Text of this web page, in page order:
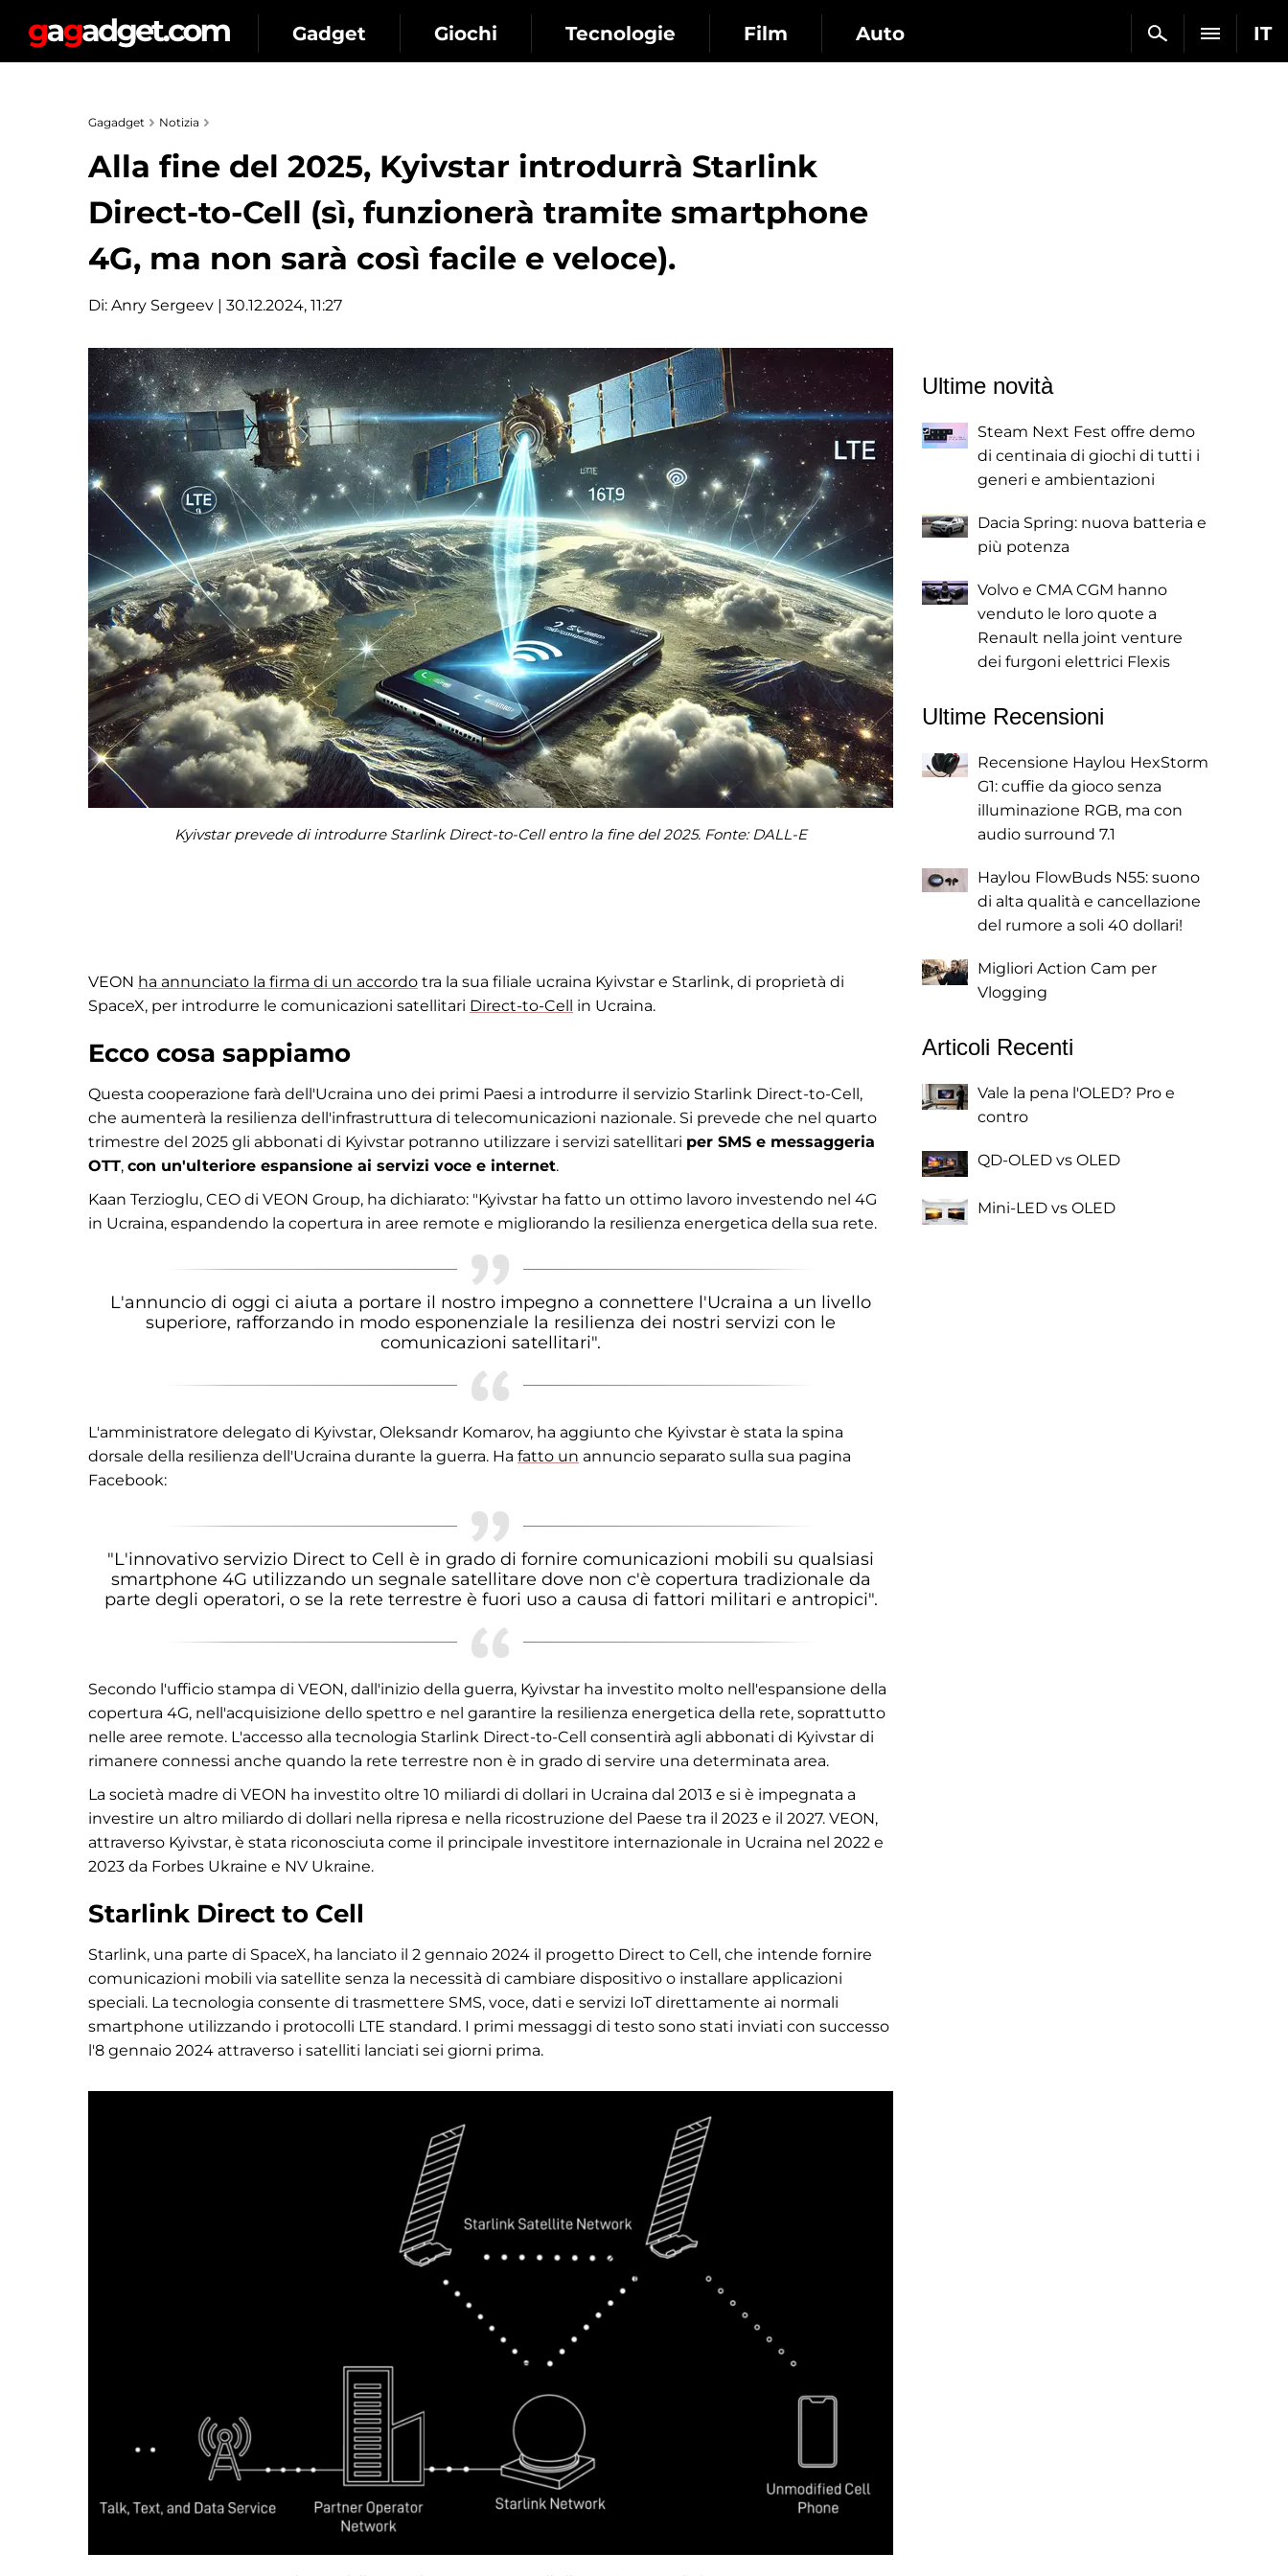
IT
Gadget Giochi Tecnologie Film Auto
Gagadget Notizia
Alla fine del 2025, Kyivstar introdurrà Starlink
Direct-to-Cell (sì, funzionerà tramite smartphone
4G, ma non sarà così facile e veloce).
Di: Anry Sergeev | 30.12.2024, 11:27
Kyivstar prevede di introdurre Starlink Direct-to-Cell entro la fine del 2025. Fonte: DALL-E
VEON ha annunciato la firma di un accordo tra la sua filiale ucraina Kyivstar e Starlink, di proprietà di
SpaceX, per introdurre le comunicazioni satellitari Direct-to-Cell in Ucraina.
Ecco cosa sappiamo
Questa cooperazione farà dell'Ucraina uno dei primi Paesi a introdurre il servizio Starlink Direct-to-Cell,
che aumenterà la resilienza dell'infrastruttura di telecomunicazioni nazionale. Si prevede che nel quarto
trimestre del 2025 gli abbonati di Kyivstar potranno utilizzare i servizi satellitari per SMS e messaggeria
OTT, con un'ulteriore espansione ai servizi voce e internet.
Kaan Terzioglu, CEO di VEON Group, ha dichiarato: "Kyivstar ha fatto un ottimo lavoro investendo nel 4G
in Ucraina, espandendo la copertura in aree remote e migliorando la resilienza energetica della sua rete.
L'annuncio di oggi ci aiuta a portare il nostro impegno a connettere l'Ucraina a un livello
superiore, rafforzando in modo esponenziale la resilienza dei nostri servizi con le
comunicazioni satellitari".
L'amministratore delegato di Kyivstar, Oleksandr Komarov, ha aggiunto che Kyivstar è stata la spina
dorsale della resilienza dell'Ucraina durante la guerra. Ha fatto un annuncio separato sulla sua pagina
Facebook:
"L'innovativo servizio Direct to Cell è in grado di fornire comunicazioni mobili su qualsiasi
smartphone 4G utilizzando un segnale satellitare dove non c'è copertura tradizionale da
parte degli operatori, o se la rete terrestre è fuori uso a causa di fattori militari e antropici".
Secondo l'ufficio stampa di VEON, dall'inizio della guerra, Kyivstar ha investito molto nell'espansione della
copertura 4G, nell'acquisizione dello spettro e nel garantire la resilienza energetica della rete, soprattutto
nelle aree remote. L'accesso alla tecnologia Starlink Direct-to-Cell consentirà agli abbonati di Kyivstar di
rimanere connessi anche quando la rete terrestre non è in grado di servire una determinata area.
La società madre di VEON ha investito oltre 10 miliardi di dollari in Ucraina dal 2013 e si è impegnata a
investire un altro miliardo di dollari nella ripresa e nella ricostruzione del Paese tra il 2023 e il 2027. VEON,
attraverso Kyivstar, è stata riconosciuta come il principale investitore internazionale in Ucraina nel 2022 e
2023 da Forbes Ukraine e NV Ukraine.
Starlink Direct to Cell
Starlink, una parte di SpaceX, ha lanciato il 2 gennaio 2024 il progetto Direct to Cell, che intende fornire
comunicazioni mobili via satellite senza la necessità di cambiare dispositivo o installare applicazioni
speciali. La tecnologia consente di trasmettere SMS, voce, dati e servizi IoT direttamente ai normali
smartphone utilizzando i protocolli LTE standard. I primi messaggi di testo sono stati inviati con successo
l'8 gennaio 2024 attraverso i satelliti lanciati sei giorni prima.
Ultime novità
Steam Next Fest offre demo
di centinaia di giochi di tutti i
generi e ambientazioni
Dacia Spring: nuova batteria e
più potenza
Volvo e CMA CGM hanno
venduto le loro quote a
Renault nella joint venture
dei furgoni elettrici Flexis
Ultime Recensioni
Recensione Haylou HexStorm
G1: cuffie da gioco senza
illuminazione RGB, ma con
audio surround 7.1
Haylou FlowBuds N55: suono
di alta qualità e cancellazione
del rumore a soli 40 dollari!
Migliori Action Cam per
Vlogging
Articoli Recenti
Vale la pena l'OLED? Pro e
contro
QD-OLED vs OLED
Mini-LED vs OLED